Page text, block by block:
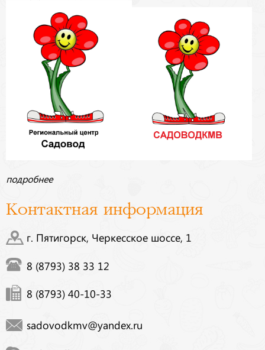
подробнее
Контактная информация
г. Пятигорск, Черкесское шоссе, 1
8 (8793) 38 33 12
8 (8793) 40-10-33
sadovodkmv@yandex.ru